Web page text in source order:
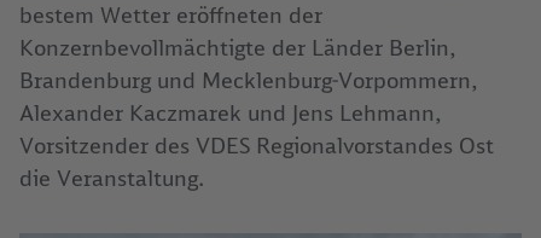
bestem Wetter eröffneten der
Konzernbevollmächtigte der Länder Berlin,
Brandenburg und Mecklenburg-Vorpommern,
Alexander Kaczmarek und Jens Lehmann,
Vorsitzender des VDES Regionalvorstandes Ost
die Veranstaltung.